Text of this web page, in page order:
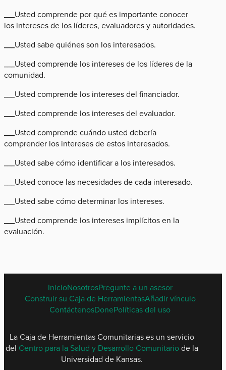
___Usted comprende por qué es importante conocer
los intereses de los líderes, evaluadores y autoridades.
___Usted sabe quiénes son los interesados.
___Usted comprende los intereses de los líderes de la
comunidad.
___Usted comprende los intereses del financiador.
___Usted comprende los intereses del evaluador.
___Usted comprende cuándo usted debería
comprender los intereses de estos interesados.
___Usted sabe cómo identificar a los interesados.
___Usted conoce las necesidades de cada interesado.
___Usted sabe cómo determinar los intereses.
___Usted comprende los intereses implícitos en la
evaluación.
SPANISH
FOOTER
MENU
InicioNosotrosPregunte a un asesor
Construir su Caja de HerramientasAñadir vínculo
ContáctenosDonePolíticas del uso
La Caja de Herramientas Comunitarias es un servicio
del Centro para la Salud y Desarrollo Comunitariode la
Universidad de Kansas.